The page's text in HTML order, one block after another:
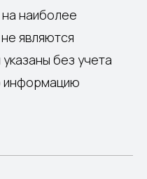
наиболее
являются
без учета
информацию